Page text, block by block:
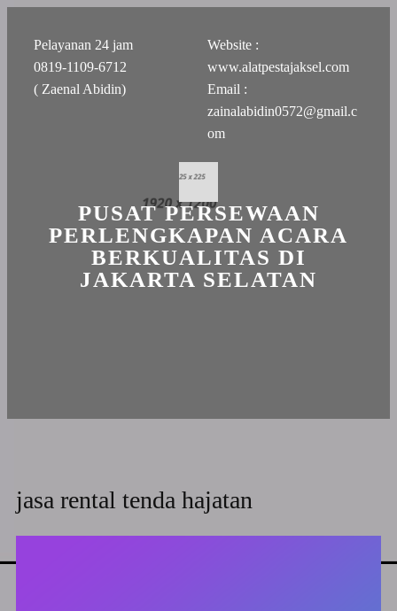
Pelayanan 24 jam
0819-1109-6712
( Zaenal Abidin)
Website :
www.alatpestajaksel.com
Email :
zainalabidin0572@gmail.c
om
PUSAT PERSEWAAN
PERLENGKAPAN ACARA
BERKUALITAS DI
JAKARTA SELATAN
jasa rental tenda hajatan